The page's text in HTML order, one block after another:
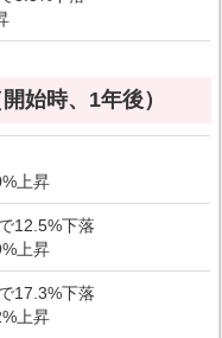
始時、1年後）
上昇
12.5%下落
上昇
17.3%下落
上昇